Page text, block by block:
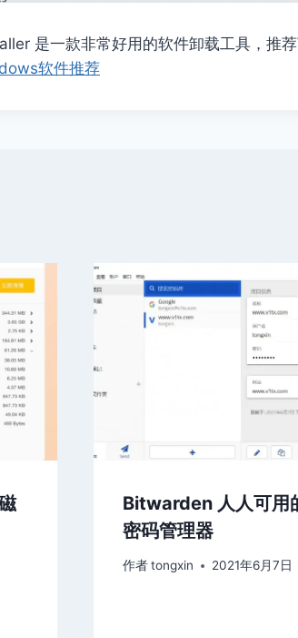
是一款非常好用的软件卸载工具，推
软件推荐
Bitwarden 人人可用
密码管理器
作者 tongxin 2021年6月7日